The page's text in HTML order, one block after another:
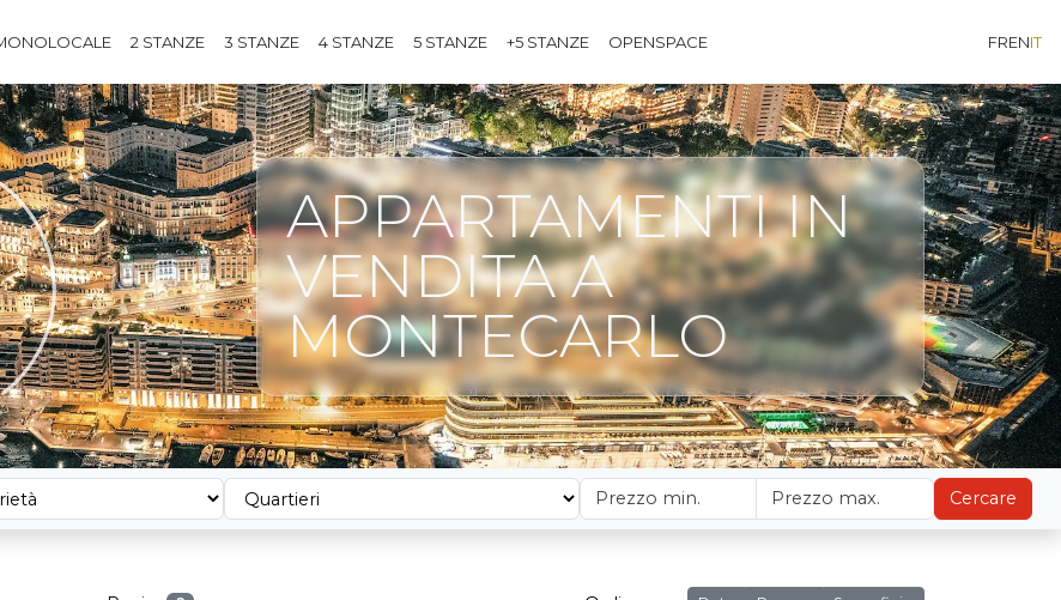
2 STANZE 3 STANZE 4 STANZE 5 STANZE +5 STANZE OPENSPACE FRENIT
APPARTAMENTI IN
VENDITA A
MONTECARLO